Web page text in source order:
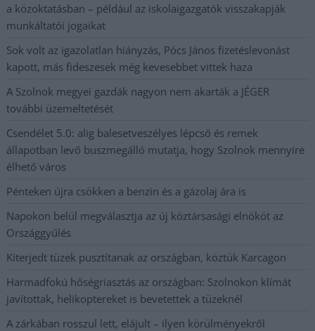
a közoktatásban – például az iskolaigazgatók visszakapják
munkáltatói jogaikat
Sok volt az igazolatlan hiányzás, Pócs János fizetéslevonást
kapott, más fideszesek még kevesebbet vittek haza
A Szolnok megyei gazdák nagyon nem akarták a JÉGER
további üzemeltetését
Csendélet 5.0: alig balesetveszélyes lépcső és remek
állapotban levő buszmegálló mutatja, hogy Szolnok mennyire
élhető város
Pénteken újra csökken a benzin és a gázolaj ára is
Napokon belül megválasztja az új köztársasági elnököt az
Országgyűlés
Kiterjedt tüzek pusztítanak az országban, köztük Karcagon
Harmadfokú hőségriasztás az országban: Szolnokon klímát
javítottak, helikoptereket is bevetettek a tüzeknél
A zárkában rosszul lett, elájult – ilyen körülményekről